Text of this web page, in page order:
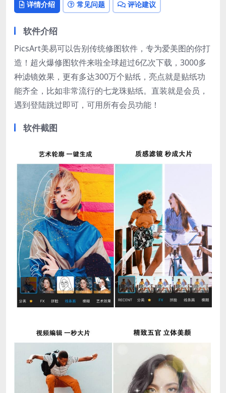
详情介绍 常见问题 评论建议
软件介绍
PicsArt美易可以告别传统修图软件，专为爱美图的你打
造！超火爆修图软件来啦全球超过6亿次下载，3000多
种滤镜效果，更有多达300万个贴纸，亮点就是贴纸功
能齐全，比如非常流行的七龙珠贴纸。直装就是会员，
遇到登陆跳过即可，可用所有会员功能！
软件截图